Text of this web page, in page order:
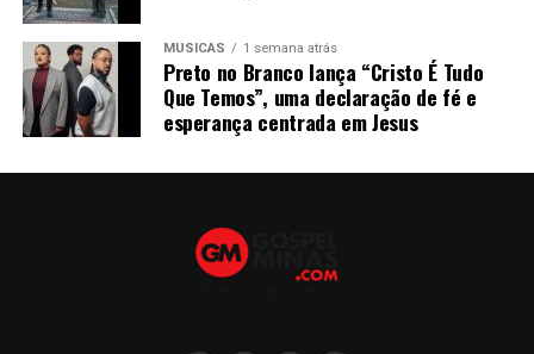
MÚSICAS 1 semana atrás
Preto no Branco lança “Cristo É Tudo
Que Temos”, uma declaração de fé e
esperança centrada em Jesus